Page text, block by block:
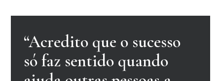
“Acredito que o sucesso
só faz sentido quando